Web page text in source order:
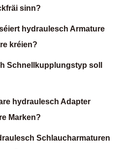
sinn?
hydraulesch Armature
kréien?
Schnellkupplungstyp soll
hydraulesch Adapter
Marken?
Schlaucharmaturen